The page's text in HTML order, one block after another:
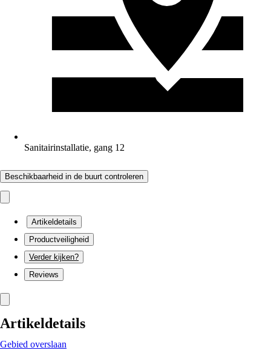
Sanitairinstallatie, gang 12
Beschikbaarheid in de buurt controleren
Artikeldetails
Productveiligheid
Verder kijken?
Reviews
Artikeldetails
Gebied overslaan